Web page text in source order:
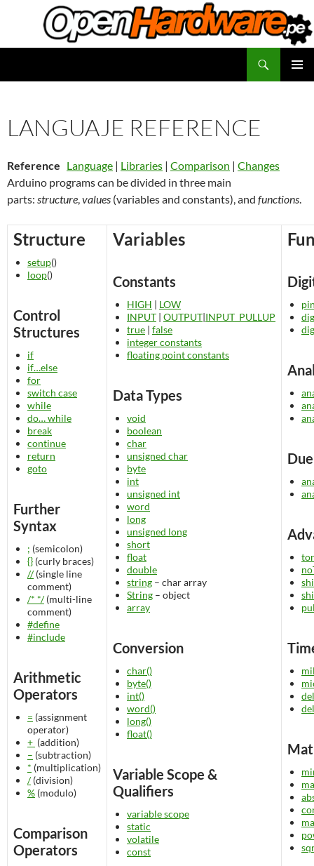
contenido
LANGUAJE REFERENCE
Reference Language | Libraries | Comparison | Changes
Arduino programs can be divided in three main
parts: structure,values (variables and constants), and functions.
Structure
setup()
loop()
Control
Structures
if
if…else
for
switch case
while
do… while
break
continue
return
goto
Further
Syntax
; (semicolon)
{} (curly braces)
//(single line
comment)
/* */(multi-line
comment)
#define
#include
Arithmetic
Operators
= (assignment
operator)
+ (addition)
– (subtraction)
* (multiplication)
/(division)
% (modulo)
Comparison
Operators
Variables
Constants
HIGH | LOW
INPUT | OUTPUT|INPUT_PULLUP
true | false
integer constants
floating point constants
Data Types
void
boolean
char
unsigned char
byte
int
unsigned int
word
long
unsigned long
short
float
double
string – char array
String – object
array
Conversion
char()
byte()
int()
word()
long()
float()
Variable Scope &
Qualifiers
variable scope
static
volatile
const